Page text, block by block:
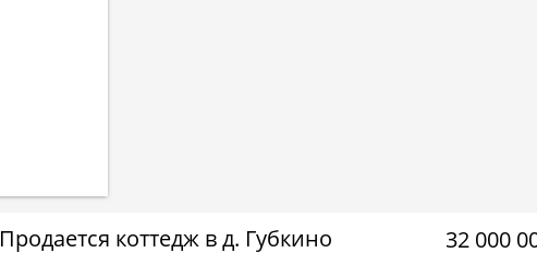
Продается коттедж в д. Губкино 32 000